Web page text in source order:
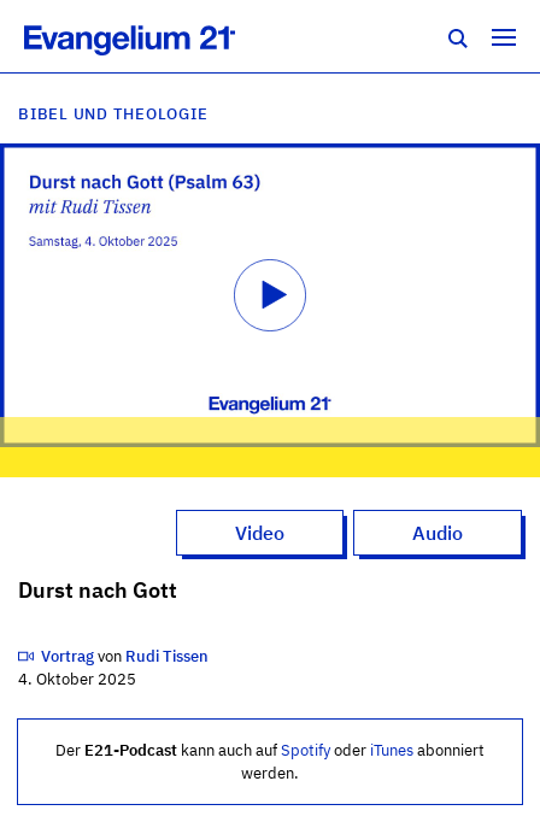
BIBEL UND THEOLOGIE
Video Audio
Durst nach Gott
Vortragvon Rudi Tissen
4. Oktober 2025
Der E21-Podcast kann auch aufSpotifyoder iTunesabonniert
werden.